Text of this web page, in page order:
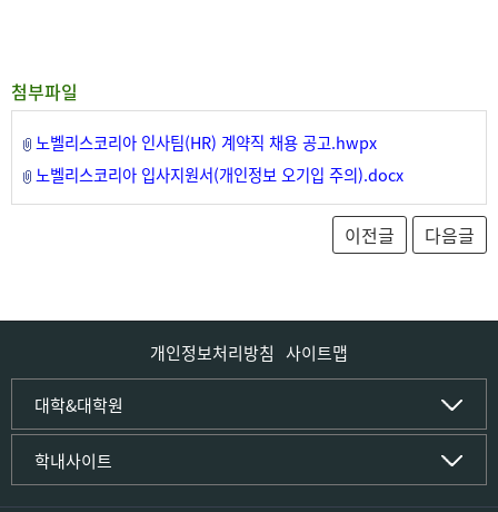
첨부파일
노벨리스코리아 인사팀(HR) 계약직 채용 공고.hwpx
노벨리스코리아 입사지원서(개인정보 오기입 주의).docx
개인정보처리방침 사이트맵
대학&대학원
인문사회·IT대학
인문·문화학부
국어국문학전공
중국어문·문화학전공
학내사이트
국립경국대학교
(재)국립경국대학교발전기금